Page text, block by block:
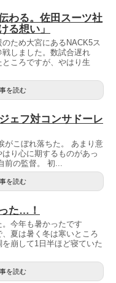
わる。佐田スーツ社
る想い」
ため大宮にあるNACK5ス
しました。数試合遅れ
ころですが、やはり生
を読む
ェフ対コンサドーレ
がこぼれ落ちた。 あまり意
り心に期するものがあっ
前の監督。 初...
を読む
た…！
今年も暑かったです
夏は暑く冬は寒いところ
崩して1日半ほど寝ていた
を読む